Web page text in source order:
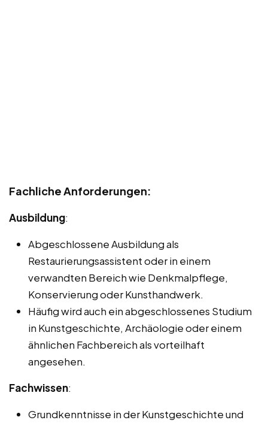
Fachliche Anforderungen:
Ausbildung:
Abgeschlossene Ausbildung als
Restaurierungsassistent oder in einem
verwandten Bereich wie Denkmalpflege,
Konservierung oder Kunsthandwerk.
Häufig wird auch ein abgeschlossenes Studium
in Kunstgeschichte, Archäologie oder einem
ähnlichen Fachbereich als vorteilhaft
angesehen.
Fachwissen:
Grundkenntnisse in der Kunstgeschichte und